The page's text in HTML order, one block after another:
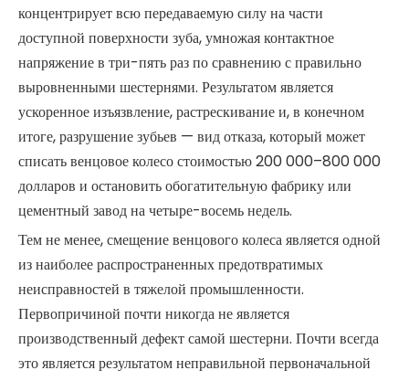
концентрирует всю передаваемую силу на части
доступной поверхности зуба, умножая контактное
напряжение в три-пять раз по сравнению с правильно
выровненными шестернями. Результатом является
ускоренное изъязвление, растрескивание и, в конечном
итоге, разрушение зубьев — вид отказа, который может
списать венцовое колесо стоимостью 200 000–800 000
долларов и остановить обогатительную фабрику или
цементный завод на четыре-восемь недель.
Тем не менее, смещение венцового колеса является одной
из наиболее распространенных предотвратимых
неисправностей в тяжелой промышленности.
Первопричиной почти никогда не является
производственный дефект самой шестерни. Почти всегда
это является результатом неправильной первоначальной